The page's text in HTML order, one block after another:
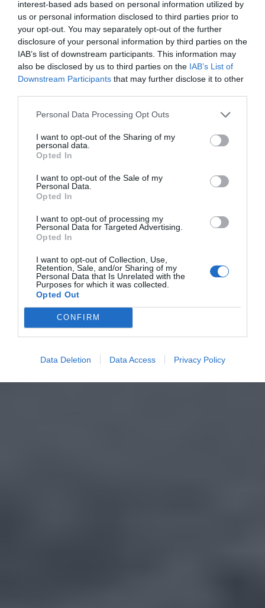
interest-based ads based on personal information utilized by
us or personal information disclosed to third parties prior to
your opt-out. You may separately opt-out of the further
disclosure of your personal information by third parties on the
IAB’s list of downstream participants. This information may
also be disclosed by us to third parties on the IAB’s List of
Downstream Participants that may further disclose it to other
Personal Data Processing Opt Outs
I want to opt-out of the Sharing of my
personal data.
Opted In
I want to opt-out of the Sale of my
Personal Data.
Opted In
I want to opt-out of processing my
Personal Data for Targeted Advertising.
Opted In
I want to opt-out of Collection, Use,
Retention, Sale, and/or Sharing of my
Personal Data that Is Unrelated with the
Purposes for which it was collected.
Opted Out
CONFIRM
Data Deletion Data Access Privacy Policy